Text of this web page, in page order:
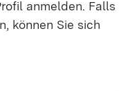
anmelden. Falls
können Sie sich